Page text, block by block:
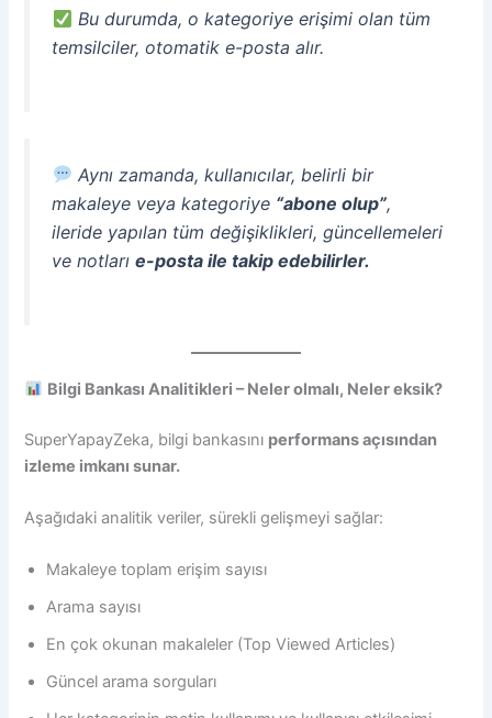
Bu durumda, o kategoriye erişimi olan tüm
temsilciler, otomatik e-posta alır.
Aynı zamanda, kullanıcılar, belirli bir
makaleye veya kategoriye “abone olup”,
ileride yapılan tüm değişiklikleri, güncellemeleri
ve notlarıe-posta ile takip edebilirler.
Bilgi Bankası Analitikleri – Neler olmalı, Neler eksik?
SuperYapayZeka, bilgi bankasını performans açısından
izleme imkanı sunar.
Aşağıdaki analitik veriler, sürekli gelişmeyi sağlar:
Makaleye toplam erişim sayısı
Arama sayısı
En çok okunan makaleler (Top Viewed Articles)
Güncel arama sorguları